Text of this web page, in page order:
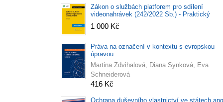
Zákon o službách platforem pro sdílení
videonahrávek (242/2022 Sb.) - Praktický
1 000 Kč
Práva na označení v kontextu s evropskou
úpravou
Martina Zdvihalová, Diana Synková, Eva
Schneiderová
416 Kč
Ochrana duševního vlastnictví ve státech